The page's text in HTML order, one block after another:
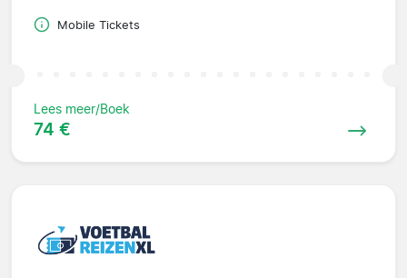
Mobile Tickets
Lees meer/Boek
74 €